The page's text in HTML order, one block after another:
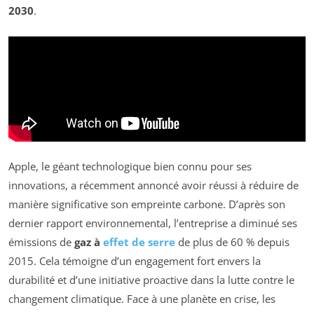
2030.
Apple, le géant technologique bien connu pour ses
innovations, a récemment annoncé avoir réussi à réduire de
manière significative son empreinte carbone. D’après son
dernier rapport environnemental, l’entreprise a diminué ses
émissions de gaz à effet de serre de plus de 60 % depuis
2015. Cela témoigne d’un engagement fort envers la
durabilité et d’une initiative proactive dans la lutte contre le
changement climatique. Face à une planète en crise, les